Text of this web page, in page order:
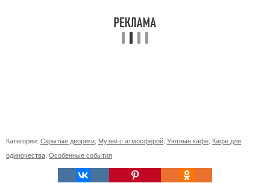
Категории: Скрытые дворики Музеи с атмосферой Уютные кафе Кафе для
одиночества Особенные события